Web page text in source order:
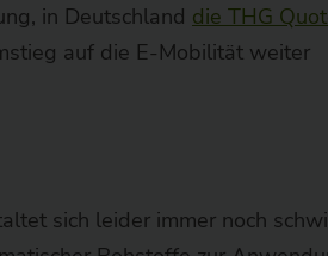
in Deutschland die THG
auf die E-Mobilität weiter
sich leider immer noch